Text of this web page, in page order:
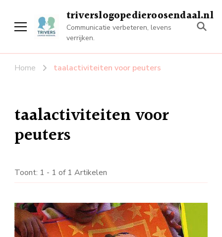
triverslogopedieroosendaal.nl
Communicatie verbeteren, levens
verrijken.
Home taalactiviteiten voor peuters
taalactiviteiten voor
peuters
Toont: 1 - 1 of 1 Artikelen